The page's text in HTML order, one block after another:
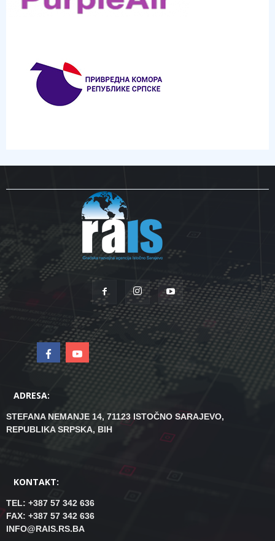
ADRESA:
STEFANA NEMANJE 14, 71123 ISTOČNO SARAJEVO,
REPUBLIKA SRPSKA, BIH
KONTAKT:
TEL: +387 57 342 636
FAX: +387 57 342 636
INFO@RAIS.RS.BA